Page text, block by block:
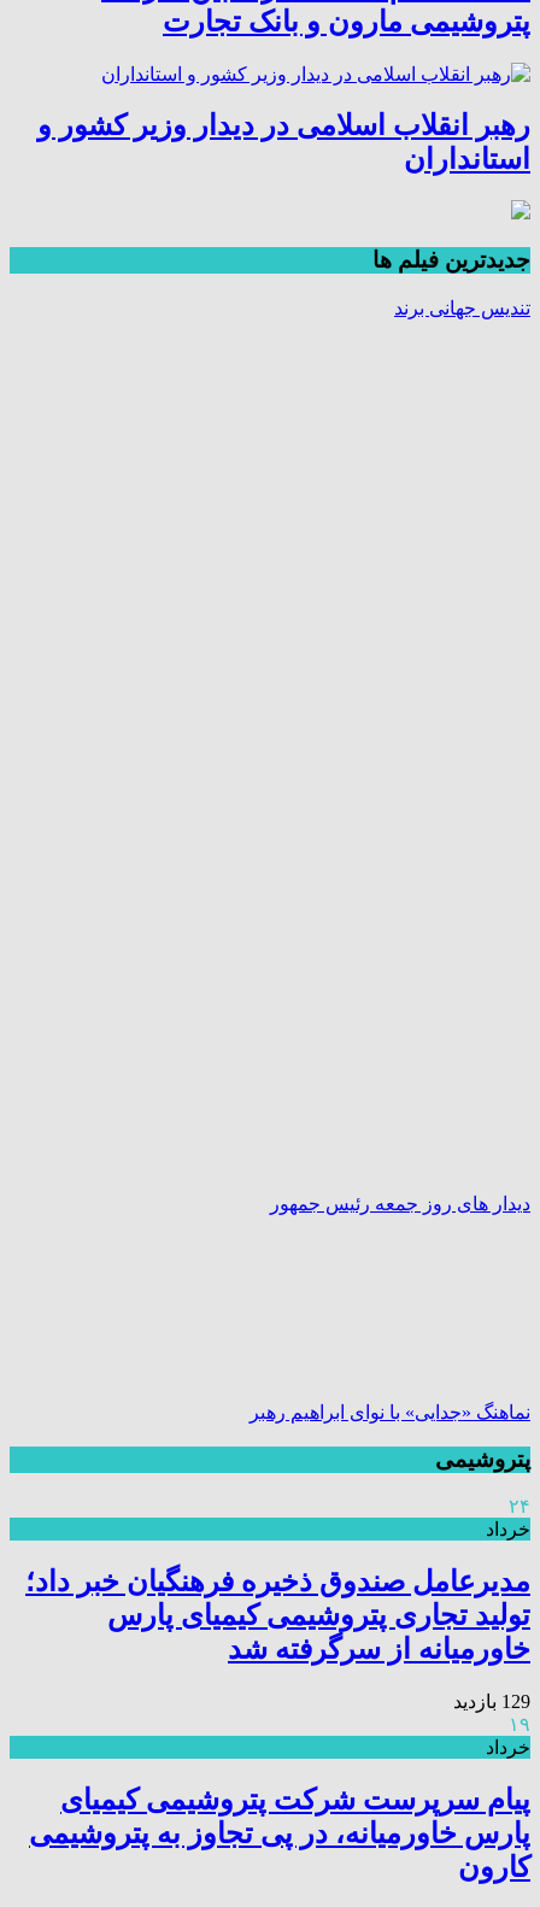
پتروشیمی مارون و بانک تجارت
رهبر انقلاب اسلامی در دیدار وزیر کشور و
استانداران
جديدترين فیلم ها
تندیس جهانی برند
دیدار های روز جمعه رئیس جمهور
نماهنگ «جدایی» با نوای ابراهیم رهبر
پتروشیمی
۲۴
خرداد
مدیرعامل صندوق ذخیره فرهنگیان خبر داد؛
تولید تجاری پتروشیمی کیمیای پارس
خاورمیانه از سرگرفته شد
129 بازدید
۱۹
خرداد
پیام سرپرست شرکت پتروشیمی کیمیای
پارس خاورمیانه، در پی تجاوز به پتروشیمی
کارون